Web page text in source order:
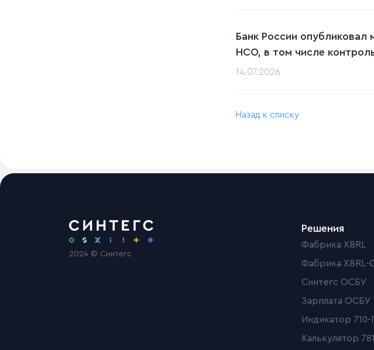
Банк России опубликовал
НСО, в том числе
14.07.2026
Назад к списку
2024 © Синтегс
Решения
Фабрика XBRL
Фабрика XBRL-
Синтегс ОСБУ
Зарплата ОСБУ
Индикатор 710-
Калькулятор